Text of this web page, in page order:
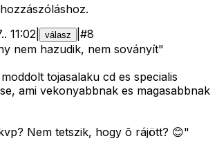
. 11:02 válasz #8
nem hazudik, nem soványít"
tojasalaku cd es specialis
ami vekonyabbnak es magasabbnak
Nem tetszik, hogy õ rájött? 😊"